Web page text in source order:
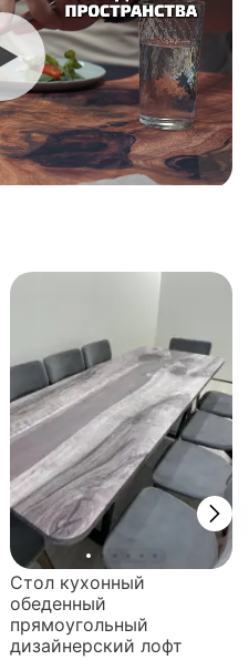
Стол кухонный
обеденный
прямоугольный
дизайнерский лофт